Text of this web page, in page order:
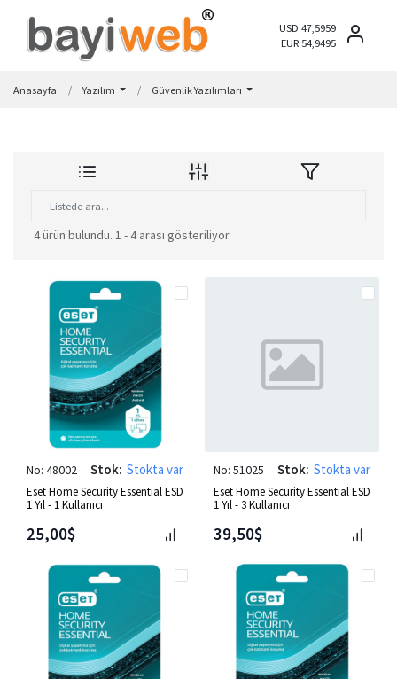
USD 47,5959
EUR 54,9495
Anasayfa Yazılım Güvenlik Yazılımları
4 ürün bulundu. 1 - 4 arası gösteriliyor
No: 48002 Stok: Stokta var
Eset Home Security Essential ESD
1 Yıl - 1 Kullanıcı
25,00$
No: 51025 Stok: Stokta var
Eset Home Security Essential ESD
1 Yıl - 3 Kullanıcı
39,50$